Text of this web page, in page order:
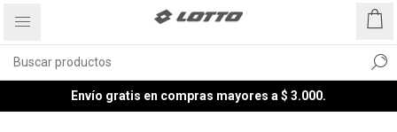
Envío gratis en compras mayores a $ 3.000.